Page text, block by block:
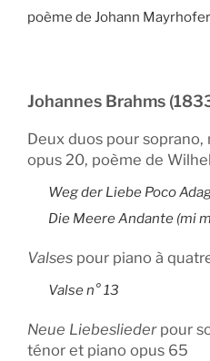
poème de Johann
Johannes Brahms
Deux duos pour
opus 20, poème de
Weg der Liebe Poco
Die MeereAndante (mi
Valses pour piano à
Valse n° 13
Neue Liebeslieder pour
ténor et piano opus 65